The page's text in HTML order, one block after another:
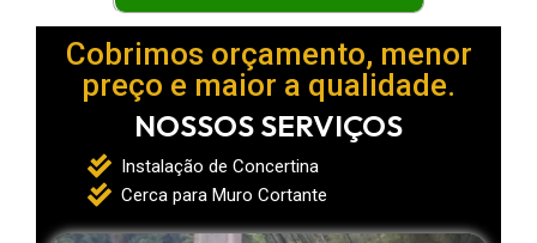
Cobrimos orçamento, menor
preço e maior a qualidade.
NOSSOS SERVIÇOS
Instalação de Concertina
Cerca para Muro Cortante